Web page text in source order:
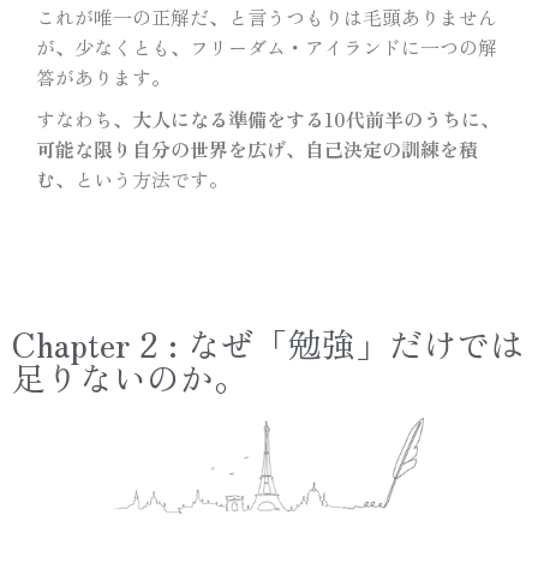
これが唯一の正解だ、と言うつもりは毛頭ありません
が、少なくとも、フリーダム・アイランドに一つの解
答があります。
すなわち、 大人になる準備をする10代前半のうちに、
可能な限り自分の世界を広げ、自己決定の訓練を積
む、という方法です。
Chapter 2 : なぜ「勉強」だけでは
足りないのか。